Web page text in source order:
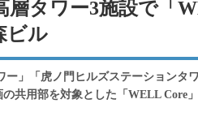
“Society5.0”時代のスマートビル
VR／ARが描くモノづくりのミライ
築・土木・不動産の先端技術展
メンテナンス・レジリエンス
日本 ものづくりワールド 2020
タワー3施設で「
ビル
ー」「虎ノ門ヒルズステーションタ
共用部を対象とした「WELL Core